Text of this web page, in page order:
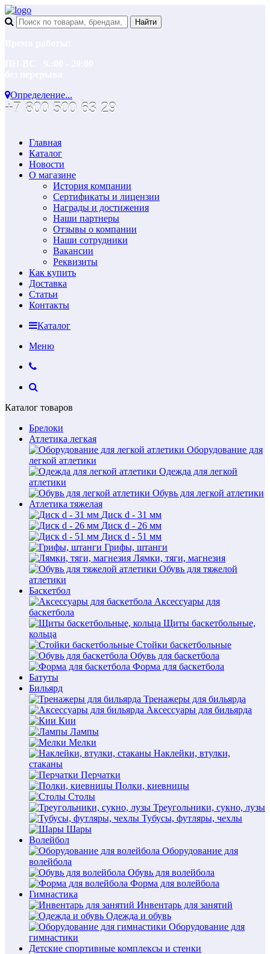
Определение...
+7 800 500 63 29
Главная
Каталог
Новости
О магазине
История компании
Сертификаты и лицензии
Награды и достижения
Наши партнеры
Отзывы о компании
Наши сотрудники
Вакансии
Реквизиты
Как купить
Доставка
Статьи
Контакты
Каталог
Меню
Каталог товаров
Брелоки
Атлетика легкая
Оборудование для
легкой атлетики
Одежда для легкой
атлетики
Обувь для легкой атлетики
Атлетика тяжелая
Диск d - 31 мм
Диск d - 26 мм
Диск d - 51 мм
Грифы, штанги
Лямки, тяги, магнезия
Обувь для тяжелой
атлетики
Баскетбол
Аксессуары для
баскетбола
Щиты баскетбольные,
кольца
Стойки баскетбольные
Обувь для баскетбола
Форма для баскетбола
Батуты
Бильярд
Тренажеры для бильярда
Аксессуары для бильярда
Кии
Лампы
Мелки
Наклейки, втулки,
стаканы
Перчатки
Полки, киевницы
Столы
Треугольники, сукно, лузы
Тубусы, футляры, чехлы
Шары
Волейбол
Оборудование для
волейбола
Обувь для волейбола
Форма для волейбола
Гимнастика
Инвентарь для занятий
Одежда и обувь
Оборудование для
гимнастики
Детские спортивные комплексы и стенки